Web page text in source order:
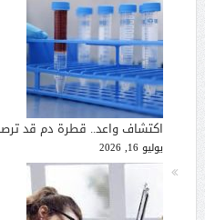
اكتشاف واعد.. قطرة دم قد
يوليو 16, 2026